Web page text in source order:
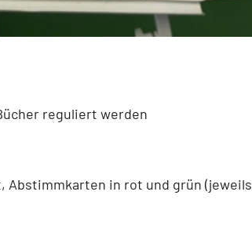
reguliert werden
Abstimmkarten in rot und grün (jeweils